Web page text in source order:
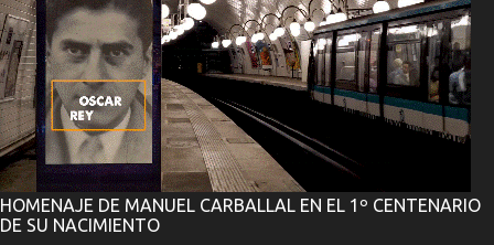
HOMENAJE DE MANUEL CARBALLAL EN EL 1º CENTENARIO
DE SU NACIMIENTO